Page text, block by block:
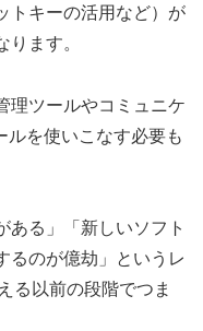
トキーの活用など）が
ます。
理ツールやコミュニケ
ルを使いこなす必要も
ある」「新しいソフト
るのが億劫」というレ
る以前の段階でつま